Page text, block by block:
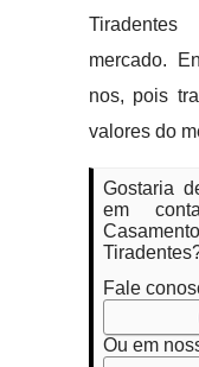
mercado.
nos, pois
valores do
Gostaria
em
Fale
Ou em